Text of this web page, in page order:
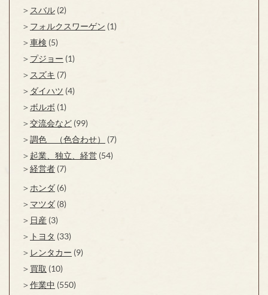
スバル (2)
フォルクスワーゲン (1)
車検 (5)
プジョー (1)
スズキ (7)
ダイハツ (4)
ボルボ (1)
交流会など (99)
調色 （色合わせ）
(7)
起業、独立、経営 (54)
経営者 (7)
ホンダ (6)
マツダ (8)
日産 (3)
トヨタ (33)
レンタカー (9)
買取 (10)
作業中 (550)